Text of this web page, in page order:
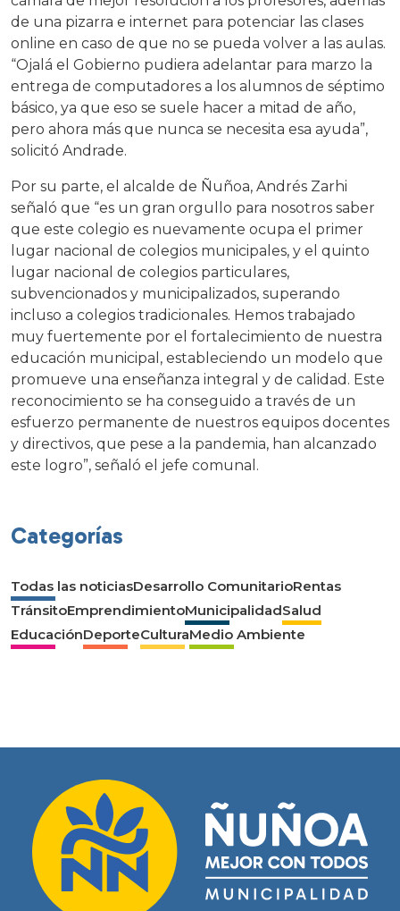
de una pizarra e internet para potenciar las clases
online en caso de que no se pueda volver a las aulas.
“Ojalá el Gobierno pudiera adelantar para marzo la
entrega de computadores a los alumnos de séptimo
básico, ya que eso se suele hacer a mitad de año,
pero ahora más que nunca se necesita esa ayuda”,
solicitó Andrade.
Por su parte, el alcalde de Ñuñoa, Andrés Zarhi
señaló que “es un gran orgullo para nosotros saber
que este colegio es nuevamente ocupa el primer
lugar nacional de colegios municipales, y el quinto
lugar nacional de colegios particulares,
subvencionados y municipalizados, superando
incluso a colegios tradicionales. Hemos trabajado
muy fuertemente por el fortalecimiento de nuestra
educación municipal, estableciendo un modelo que
promueve una enseñanza integral y de calidad. Este
reconocimiento se ha conseguido a través de un
esfuerzo permanente de nuestros equipos docentes
y directivos, que pese a la pandemia, han alcanzado
este logro”, señaló el jefe comunal.
Categorías
Todas las noticiasDesarrollo ComunitarioRentas
TránsitoEmprendimientoMunicipalidadSalud
EducaciónDeporteCulturaMedio Ambiente